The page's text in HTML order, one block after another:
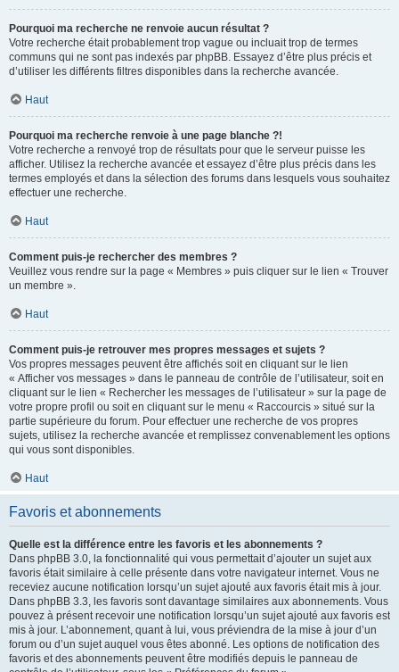
Pourquoi ma recherche ne renvoie aucun résultat ?
Votre recherche était probablement trop vague ou incluait trop de termes
communs qui ne sont pas indexés par phpBB. Essayez d’être plus précis et
d’utiliser les différents filtres disponibles dans la recherche avancée.
Haut
Pourquoi ma recherche renvoie à une page blanche ?!
Votre recherche a renvoyé trop de résultats pour que le serveur puisse les
afficher. Utilisez la recherche avancée et essayez d’être plus précis dans les
termes employés et dans la sélection des forums dans lesquels vous souhaitez
effectuer une recherche.
Haut
Comment puis-je rechercher des membres ?
Veuillez vous rendre sur la page « Membres » puis cliquer sur le lien « Trouver
un membre ».
Haut
Comment puis-je retrouver mes propres messages et sujets ?
Vos propres messages peuvent être affichés soit en cliquant sur le lien
« Afficher vos messages » dans le panneau de contrôle de l’utilisateur, soit en
cliquant sur le lien « Rechercher les messages de l’utilisateur » sur la page de
votre propre profil ou soit en cliquant sur le menu « Raccourcis » situé sur la
partie supérieure du forum. Pour effectuer une recherche de vos propres
sujets, utilisez la recherche avancée et remplissez convenablement les options
qui vous sont disponibles.
Haut
Favoris et abonnements
Quelle est la différence entre les favoris et les abonnements ?
Dans phpBB 3.0, la fonctionnalité qui vous permettait d’ajouter un sujet aux
favoris était similaire à celle présente dans votre navigateur internet. Vous ne
receviez aucune notification lorsqu’un sujet ajouté aux favoris était mis à jour.
Dans phpBB 3.3, les favoris sont davantage similaires aux abonnements. Vous
pouvez à présent recevoir une notification lorsqu’un sujet ajouté aux favoris est
mis à jour. L’abonnement, quant à lui, vous préviendra de la mise à jour d’un
forum ou d’un sujet auquel vous êtes abonné. Les options de notification des
favoris et des abonnements peuvent être modifiés depuis le panneau de